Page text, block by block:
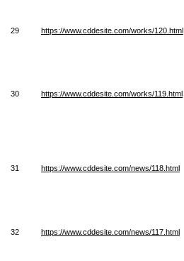
29 https://www.cddesite.com/works/120.html
30 https://www.cddesite.com/works/119.html
31 https://www.cddesite.com/news/118.html
32 https://www.cddesite.com/news/117.html